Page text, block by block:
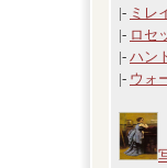
|- ミレ
|- ロセ
|- ハン
|- ウォ